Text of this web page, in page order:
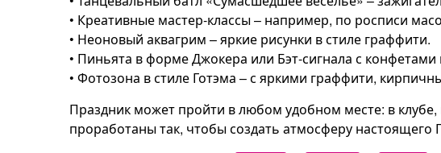
• Креативные мастер-классы – например, по росписи
• Неоновый аквагрим – яркие рисунки в стиле граффити.
• Пиньята в форме Джокера или Бэт-сигнала с
• Фотозона в стиле Готэма – с яркими граффити,
Праздник может пройти в любом удобном месте: в
проработаны так, чтобы создать атмосферу